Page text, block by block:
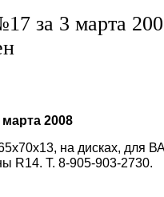
за 3 марта
2008
на дисках, для
R14. Т. 8-905-903-2730.